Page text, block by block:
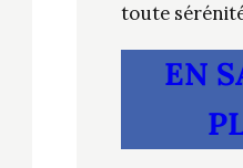
toute
EN